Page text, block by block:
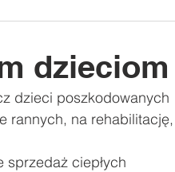
#SuperKoderzy
Urodziny
dzieciom
dzieci poszkodowanych
rannych, na rehabilitację,
sprzedaż ciepłych